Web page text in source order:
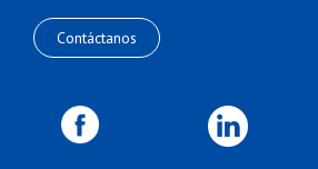
Contáctanos